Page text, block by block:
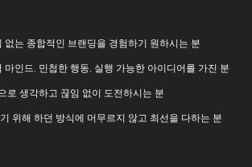
없는 종합적인 브랜딩을 경험하기 원하시는 분
마인드, 민첩한 행동, 실행 가능한 아이디어를 가진 분
로 생각하고 끊임 없이 도전하시는 분
위해 하던 방식에 머무르지 않고 최선을 다하는 분